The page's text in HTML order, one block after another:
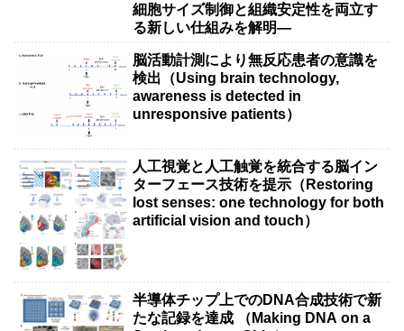
細胞サイズ制御と組織安定性を両立す
る新しい仕組みを解明―
脳活動計測により無反応患者の意識を
検出（Using brain technology,
awareness is detected in
unresponsive patients）
人工視覚と人工触覚を統合する脳イン
ターフェース技術を提示（Restoring
lost senses: one technology for both
artificial vision and touch）
半導体チップ上でのDNA合成技術で新
たな記録を達成 （Making DNA on a